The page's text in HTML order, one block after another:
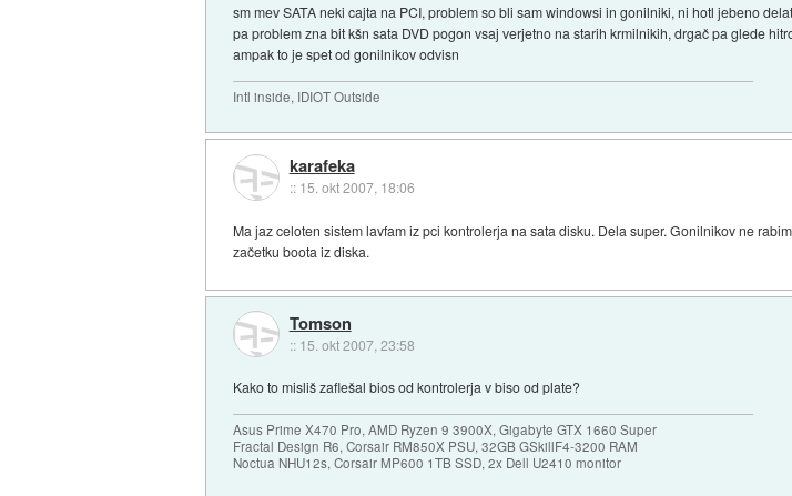
sm mev SATA neki cajta na PCI, problem so bli sam windowsi in gonilniki, ni hotl jebeno
pa problem zna bit kšn sata DVD pogon vsaj verjetno na starih krmilnikih, drgač pa glede
ampak to je spet od gonilnikov odvisn
Intl inside, IDIOT Outside
karafeka
:: 15. okt 2007, 18:06
Ma jaz celoten sistem lavfam iz pci kontrolerja na sata disku. Dela super. Gonilnikov ne
začetku boota iz diska.
Tomson
:: 15. okt 2007, 23:58
Kako to misliš zaflešal bios od kontrolerja v biso od plate?
Asus Prime X470 Pro, AMD Ryzen 9 3900X, Gigabyte GTX 1660 Super
Fractal Design R6, Corsair RM850X PSU, 32GB GSkillF4-3200 RAM
Noctua NHU12s, Corsair MP600 1TB SSD, 2x Dell U2410 monitor